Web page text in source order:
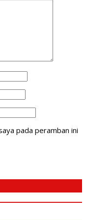
pada peramban ini